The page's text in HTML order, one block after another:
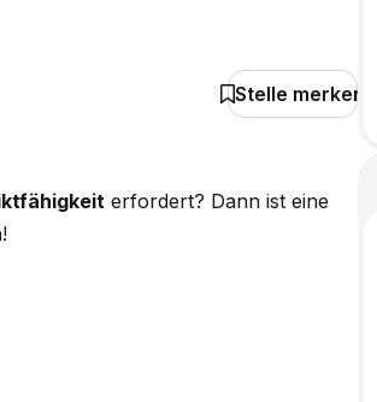
Stelle merken
erfordert? Dann ist eine